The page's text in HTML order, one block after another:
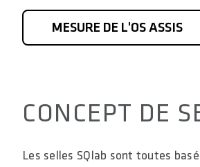
MESURE DE L'OS ASSIS
CONCEPT DE
Les selles SQlab sont toutes